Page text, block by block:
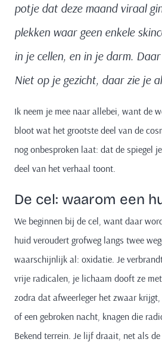
potje dat deze maand viraal
plekken waar geen enkele
in je cellen, en in je darm.
Niet op je gezicht, daar zie je
Ik neem je mee naar allebei, want de
bloot wat het grootste deel van de
nog onbesproken laat: dat de spiegel
deel van het verhaal toont.
De cel: waarom een
We beginnen bij de cel, want daar
huid veroudert grofweg langs twee
waarschijnlijk al: oxidatie. Je
vrije radicalen, je lichaam dooft ze
zodra dat afweerleger het zwaar
of een gebroken nacht, knagen die
Bekend terrein. Je lijf draait, net als